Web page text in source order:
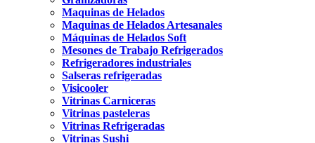
Maquinas de Helados
Maquinas de Helados Artesanales
Máquinas de Helados Soft
Mesones de Trabajo Refrigerados
Refrigeradores industriales
Salseras refrigeradas
Visicooler
Vitrinas Carniceras
Vitrinas pasteleras
Vitrinas Refrigeradas
Vitrinas Sushi